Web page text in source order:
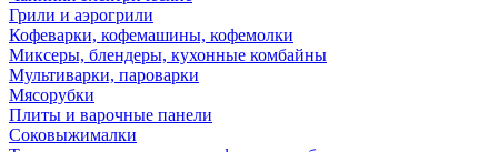
Грили и аэрогрили
Кофеварки, кофемашины, кофемолки
Миксеры, блендеры, кухонные комбайны
Мультиварки, пароварки
Мясорубки
Плиты и варочные панели
Соковыжималки